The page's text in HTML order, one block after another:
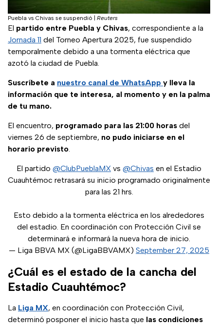
Puebla vs Chivas se suspendió Reuters
El partido entre Puebla y Chivas, correspondiente a la
Jornada 11 del Torneo Apertura 2025, fue suspendido
temporalmente debido a una tormenta eléctrica que
azotó la ciudad de Puebla.
Suscríbete a nuestro canal de WhatsApp y lleva la
información que te interesa, al momento y en la palma
de tu mano.
El encuentro, programado para las 21:00 horas del
viernes 26 de septiembre, no pudo iniciarse en el
horario previsto.
El partido @ClubPueblaMX vs @Chivas en el Estadio
Cuauhtémoc retrasará su inicio programado originalmente
para las 21 hrs.
Esto debido a la tormenta eléctrica en los alrededores
del estadio. En coordinación con Protección Civil se
determinará e informará la nueva hora de inicio.
— Liga BBVA MX (@LigaBBVAMX) September 27, 2025
¿Cuál es el estado de la cancha del
Estadio Cuauhtémoc?
La Liga MX, en coordinación con Protección Civil,
determinó posponer el inicio hasta que las condiciones